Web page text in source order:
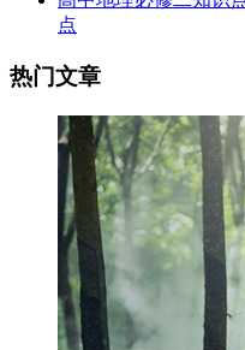
点
热门文章